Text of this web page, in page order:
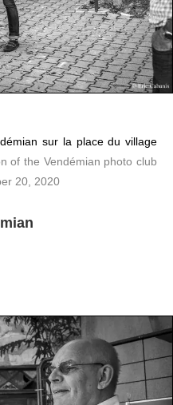
sur la place du village
of the Vendémian photo club
20, 2020